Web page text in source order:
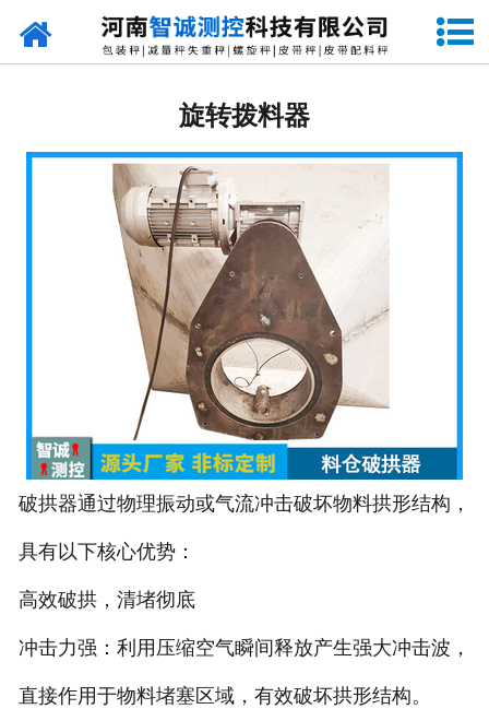
网站首页
DCS-SP系列粉粒两用双斗包装秤
- DCS-DP系列粉粒两用单斗包装秤
- DCS-L系列粉状包装秤
- DCS-S系列无斗定量包装秤
- DCS-X系列振动小包装秤
- ICS系列皮带秤
- 序列式皮带秤
旋转拨料器
破拱器通过物理振动或气流冲击破坏物料拱形结构，
具有以下核心优势：
高效破拱，清堵彻底
冲击力强：利用压缩空气瞬间释放产生强大冲击波，
直接作用于物料堵塞区域，有效破坏拱形结构。